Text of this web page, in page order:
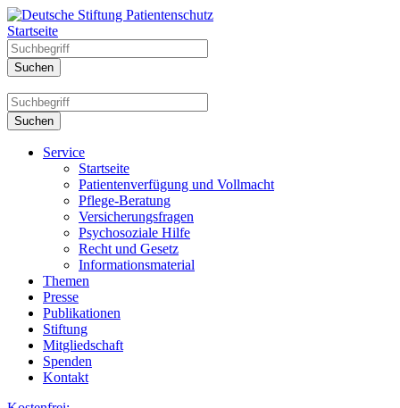
Startseite
Service
Startseite
Patientenverfügung und Vollmacht
Pflege-Beratung
Versicherungsfragen
Psychosoziale Hilfe
Recht und Gesetz
Informationsmaterial
Themen
Presse
Publikationen
Stiftung
Mitgliedschaft
Spenden
Kontakt